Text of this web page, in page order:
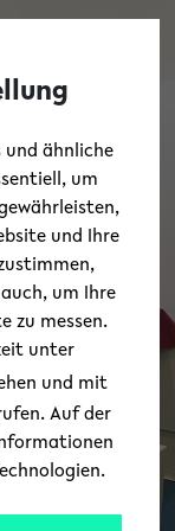
und ähnliche
um
und Ihre
um Ihre
zu messen.
unter
und mit
Auf der